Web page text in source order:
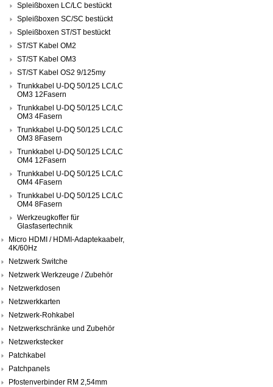
Spleißboxen LC/LC bestückt
Spleißboxen SC/SC bestückt
Spleißboxen ST/ST bestückt
ST/ST Kabel OM2
ST/ST Kabel OM3
ST/ST Kabel OS2 9/125my
Trunkkabel U-DQ 50/125 LC/LC
OM3 12Fasern
Trunkkabel U-DQ 50/125 LC/LC
OM3 4Fasern
Trunkkabel U-DQ 50/125 LC/LC
OM3 8Fasern
Trunkkabel U-DQ 50/125 LC/LC
OM4 12Fasern
Trunkkabel U-DQ 50/125 LC/LC
OM4 4Fasern
Trunkkabel U-DQ 50/125 LC/LC
OM4 8Fasern
Werkzeugkoffer für
Glasfasertechnik
Micro HDMI / HDMI-Adaptekaabelr,
4K/60Hz
Netzwerk Switche
Netzwerk Werkzeuge / Zubehör
Netzwerkdosen
Netzwerkkarten
Netzwerk-Rohkabel
Netzwerkschränke und Zubehör
Netzwerkstecker
Patchkabel
Patchpanels
Pfostenverbinder RM 2,54mm